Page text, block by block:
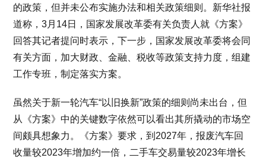
的政策，但并未公布实施办法和相关政策细则。新华社报
道称，3月14日，国家发展改革委有关负责人就《方案》
回答其记者提问时表示，下一步，国家发展改革委将会同
有关方面，加大财政、金融、税收等政策支持力度，组建
工作专班，制定落实方案。
虽然关于新一轮汽车“以旧换新”政策的细则尚未出台，但
从《方案》中的关键数字依然可以看出其所撬动的市场空
间颇具想象力。《方案》要求，到2027年，报废汽车回
收量较2023年增加约一倍，二手车交易量较2023年增长